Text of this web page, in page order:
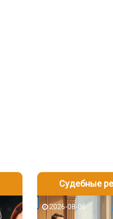
2026-08-05
2026-08-03
2026-08-06
Судебные
2026-08-06